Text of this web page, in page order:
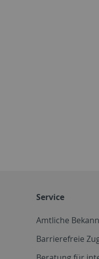
Service
Amtliche
Barrierefreie